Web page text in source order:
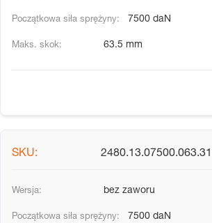
7500 daN
63.5 mm
bez zaworu
7500 daN